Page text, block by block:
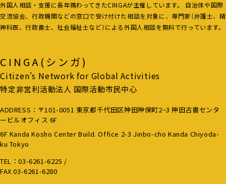
CINGA(シンガ)
Citizen's Network for Global Activities
特定非営利活動法人 国際活動市民中心
ADDRESS：〒101-0051 東京都千代田区神田神保町2−3 神田古書センタ
ービルオフィス 6F
6F Kanda Kosho Center Build. Office 2-3 Jinbo-cho Kanda Chiyoda-
ku Tokyo
TEL：03-6261-6225 /
FAX 03-6261-6280
外国人相談・支援に長年携わってきたCINGAが主催しています。 自治体や国際
交流協会、行政機関などの窓口で受け付けた相談を対象に、専門家（弁護士、精
神科医、行政書士、社会福祉士など）による外国人相談を無料で行っています。